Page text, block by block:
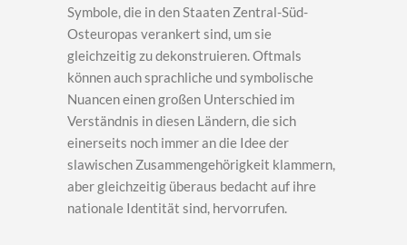
Symbole, die in den Staaten Zentral-Süd-
Osteuropas verankert sind, um sie
gleichzeitig zu dekonstruieren. Oftmals
können auch sprachliche und symbolische
Nuancen einen großen Unterschied im
Verständnis in diesen Ländern, die sich
einerseits noch immer an die Idee der
slawischen Zusammengehörigkeit klammern,
aber gleichzeitig überaus bedacht auf ihre
nationale Identität sind, hervorrufen.